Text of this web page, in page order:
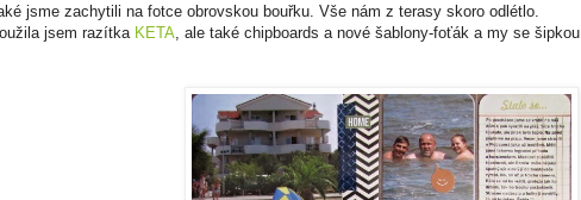
jsme zachytili na fotce obrovskou bouřku. Vše nám z terasy skoro odlétlo.
jsem razítka KETA , ale také chipboards a nové šablony-foťák a my se šipkou.